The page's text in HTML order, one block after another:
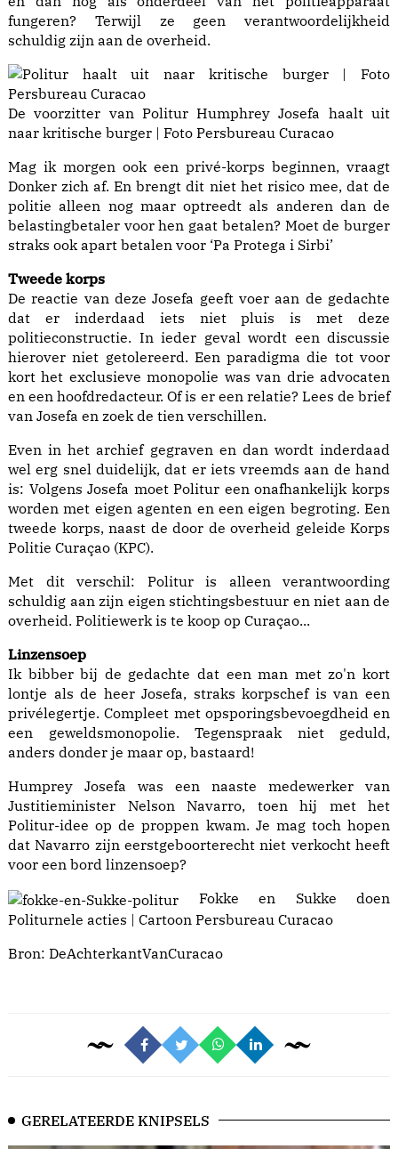
fungeren? Terwijl ze geen verantwoordelijkheid
schuldig zijn aan de overheid.
De voorzitter van Politur Humphrey Josefa haalt uit
naar kritische burger | Foto Persbureau Curacao
Mag ik morgen ook een privé-korps beginnen, vraagt
Donker zich af. En brengt dit niet het risico mee, dat de
politie alleen nog maar optreedt als anderen dan de
belastingbetaler voor hen gaat betalen? Moet de burger
straks ook apart betalen voor ‘Pa Protega i Sirbi’
Tweede korps
De reactie van deze Josefa geeft voer aan de gedachte
dat er inderdaad iets niet pluis is met deze
politieconstructie. In ieder geval wordt een discussie
hierover niet getolereerd. Een paradigma die tot voor
kort het exclusieve monopolie was van drie advocaten
en een hoofdredacteur. Of is er een relatie? Lees de brief
van Josefa en zoek de tien verschillen.
Even in het archief gegraven en dan wordt inderdaad
wel erg snel duidelijk, dat er iets vreemds aan de hand
is: Volgens Josefa moet Politur een onafhankelijk korps
worden met eigen agenten en een eigen begroting. Een
tweede korps, naast de door de overheid geleide Korps
Politie Curaçao (KPC).
Met dit verschil: Politur is alleen verantwoording
schuldig aan zijn eigen stichtingsbestuur en niet aan de
overheid. Politiewerk is te koop op Curaçao...
Linzensoep
Ik bibber bij de gedachte dat een man met zo'n kort
lontje als de heer Josefa, straks korpschef is van een
privélegertje. Compleet met opsporingsbevoegdheid en
een geweldsmonopolie. Tegenspraak niet geduld,
anders donder je maar op, bastaard!
Humprey Josefa was een naaste medewerker van
Justitieminister Nelson Navarro, toen hij met het
Politur-idee op de proppen kwam. Je mag toch hopen
dat Navarro zijn eerstgeboorterecht niet verkocht heeft
voor een bord linzensoep?
Fokke en Sukke doen
Politurnele acties | Cartoon Persbureau Curacao
Bron: DeAchterkantVanCuracao
GERELATEERDE KNIPSELS